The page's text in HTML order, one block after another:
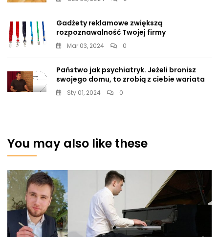
Gadżety reklamowe zwiększą
rozpoznawalność Twojej firmy
Mar 03, 2024 0
Państwo jak psychiatryk. Jeżeli bronisz
swojego domu, to zrobią z ciebie wariata
Sty 01, 2024 0
You may also like these